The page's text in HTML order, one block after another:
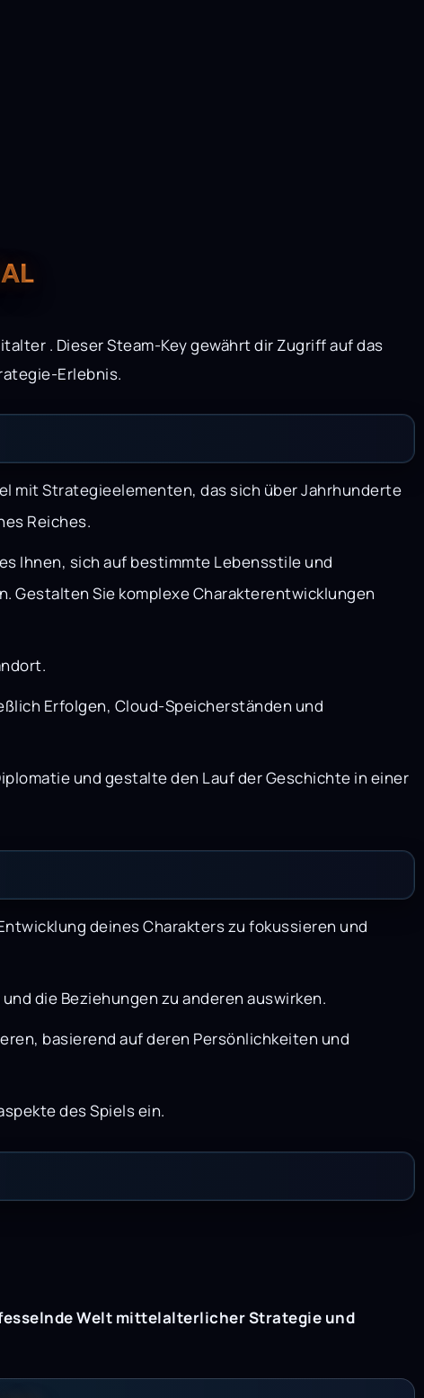
. Dieser Steam-Key gewährt dir Zugriff auf das
Erlebnis.
mit Strategieelementen, das sich über Jahrhunderte
Reiches.
Ihnen, sich auf bestimmte Lebensstile und
Gestalten Sie komplexe Charakterentwicklungen
Erfolgen, Cloud-Speicherständen und
und gestalte den Lauf der Geschichte in einer
deines Charakters zu fokussieren und
die Beziehungen zu anderen auswirken.
basierend auf deren Persönlichkeiten und
des Spiels ein.
Welt mittelalterlicher Strategie und